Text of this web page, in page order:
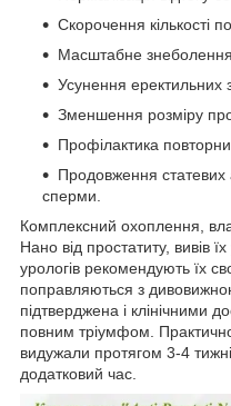
Скорочення кількості
Масштабне знеболення.
Усунення еректильних
Зменшення розміру
Профілактика
Продовження статевих
сперми.
Комплексний охоплення,
Нано від простатиту, вивів
урологів рекомендують їх
поправляються з
підтверджена і клінічними
повним тріумфом.
видужали протягом 3-4
додатковий час.